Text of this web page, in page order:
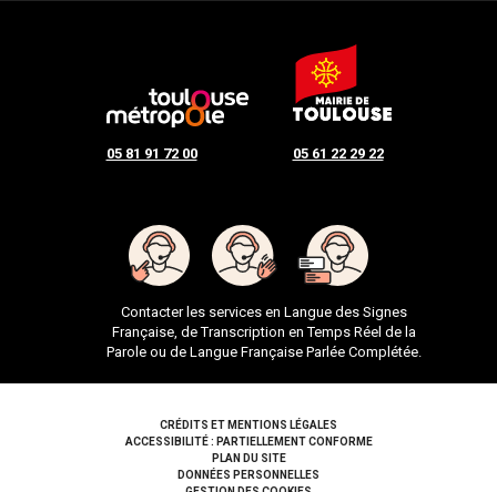
05 81 91 72 00 05 61 22 29 22
Contacter les services en Langue des Signes
Française, de Transcription en Temps Réel de la
Parole ou de Langue Française Parlée Complétée.
Pied de pageCRÉDITS ET MENTIONS LÉGALES
ACCESSIBILITÉ : PARTIELLEMENT CONFORME
PLAN DU SITE
DONNÉES PERSONNELLES